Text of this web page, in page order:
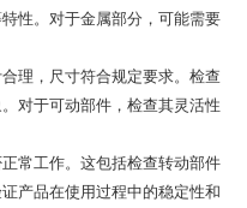
性。对于金属部分，可能需要
理，尺寸符合规定要求。检查
对于可动部件，检查其灵活性
常工作。这包括检查转动部件
产品在使用过程中的稳定性和